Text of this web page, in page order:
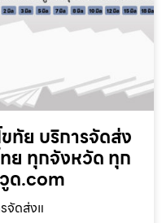
ทัย บริการจัดส่ง
ย ทุกจังหวัด ทุก
ด.com
จัดส่งแ